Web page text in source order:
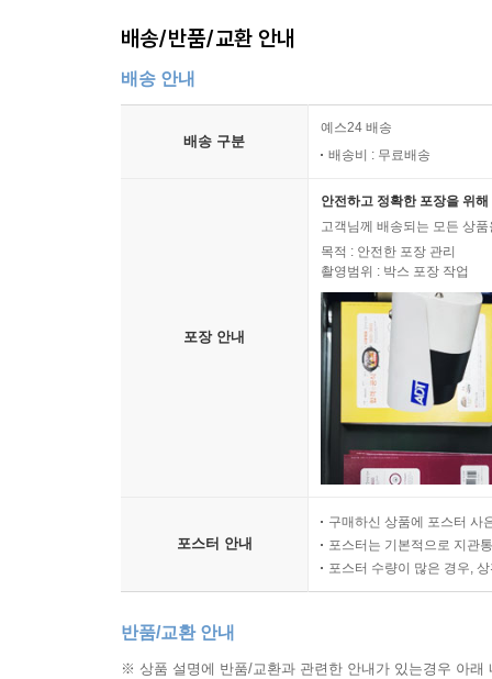
배송/반품/교환 안내
배송 안내
배송 구분
예스24 배송
배송비 : 무료배송
포장 안내
안전하고 정확한 포장을 위
고객님께 배송되는 모든 상
목적 : 안전한 포장 관리
촬영범위 : 박스 포장 작업
포스터 안내
구매하신 상품에 포스터 사
포스터는 기본적으로 지관
포스터 수량이 많은 경우,
반품/교환 안내
※ 상품 설명에 반품/교환과 관련한 안내가 있는경우 아